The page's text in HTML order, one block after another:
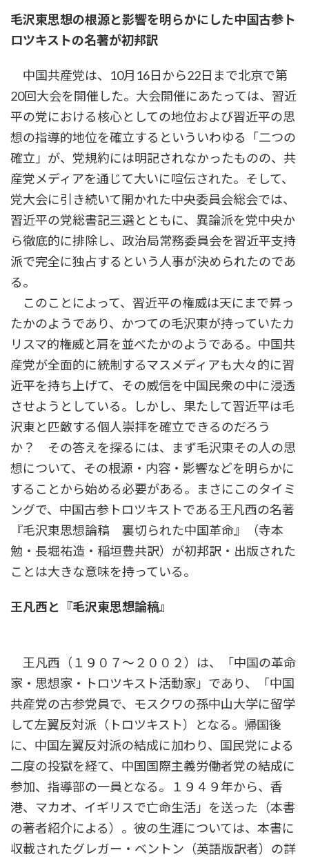
毛沢東思想の根源と影響を明らかにした中国古参ト
ロツキストの名著が初邦訳
中国共産党は、10月16日から22日まで北京で第
20回大会を開催した。大会開催にあたっては、習近
平の党における核心としての地位および習近平の思
想の指導的地位を確立するといういわゆる「二つの
確立」が、党規約には明記されなかったものの、共
産党メディアを通じて大いに喧伝された。そして、
党大会に引き続いて開かれた中央委員会総会では、
習近平の党総書記三選とともに、異論派を党中央か
ら徹底的に排除し、政治局常務委員会を習近平支持
派で完全に独占するという人事が決められたのであ
る。
このことによって、習近平の権威は天にまで昇っ
たかのようであり、かつての毛沢東が持っていたカ
リスマ的権威と肩を並べたかのようである。中国共
産党が全面的に統制するマスメディアも大々的に習
近平を持ち上げて、その威信を中国民衆の中に浸透
させようとしている。しかし、果たして習近平は毛
沢東と匹敵する個人崇拝を確立できるのだろう
か？ その答えを探るには、まず毛沢東その人の思
想について、その根源・内容・影響などを明らかに
することから始める必要がある。まさにこのタイミ
ングで、中国古参トロツキストである王凡西の名著
『毛沢東思想論稿 裏切られた中国革命』（寺本
勉・長堀祐造・稲垣豊共訳）が初邦訳・出版された
ことは大きな意味を持っている。
王凡西と『毛沢東思想論稿』
王凡西（１９０７〜２００２）は、「中国の革命
家・思想家・トロツキスト活動家」であり、「中国
共産党の古参党員で、モスクワの孫中山大学に留学
して左翼反対派（トロツキスト）となる。帰国後
に、中国左翼反対派の結成に加わり、国民党による
二度の投獄を経て、中国国際主義労働者党の結成に
参加、指導部の一員となる。１９４９年から、香
港、マカオ、イギリスで亡命生活」を送った（本書
の著者紹介による）。彼の生涯については、本書に
収載されたグレガー・ベントン（英語版訳者）の詳